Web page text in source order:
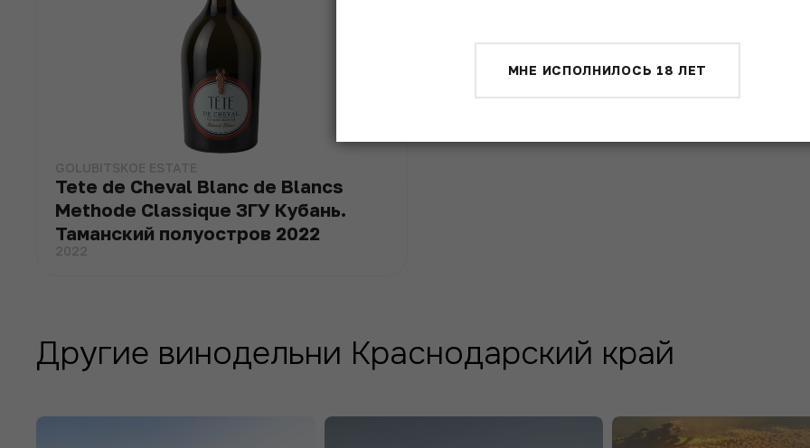
GOLUBITSKOE ESTATE
Tete de Cheval Blanc de Blancs
Methode Classique ЗГУ Кубань.
Таманский полуостров 2022
2022
Другие винодельни Краснодарский край
МНЕ ИСПОЛНИЛОСЬ 18 ЛЕТ